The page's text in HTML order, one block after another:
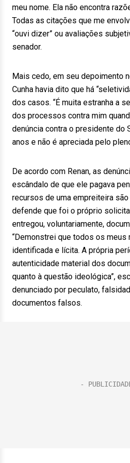
meu nome. Ela não encontra
Todas as citações que me
“ouvi dizer” ou avaliações
senador.
Mais cedo, em seu depoimento
Cunha havia dito que há
dos casos. “É muita estranha a
dos processos contra mim
denúncia contra o presidente do
anos e não é apreciada pelo
De acordo com Renan, as
escândalo de que ele pagava
recursos de uma empreiteira
defende que foi o próprio
entregou, voluntariamente,
“Demonstrei que todos os
identificada e lícita. A própria
autenticidade material dos
quanto à questão ideológica”,
denunciado por peculato,
documentos falsos.